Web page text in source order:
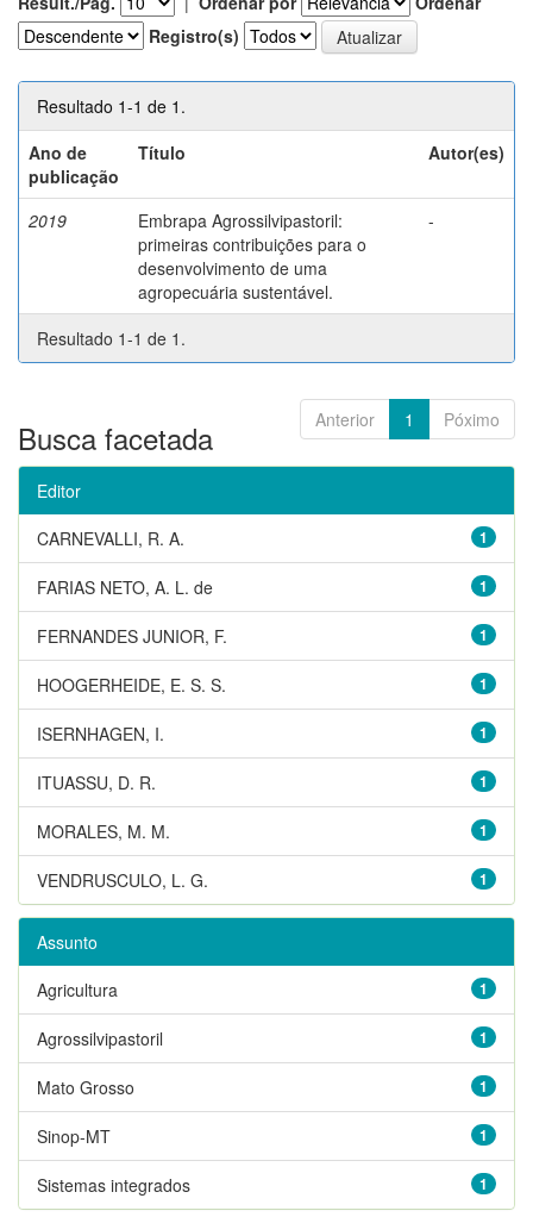
Registro(s)
Resultado 1-1 de 1.
Ano de
publicação
Título Autor(es)
2019
Embrapa Agrossilvipastoril:
primeiras contribuições para o
desenvolvimento de uma
agropecuária sustentável.
-
Resultado 1-1 de 1.
Anterior 1 Póximo
Busca facetada
Editor
1
CARNEVALLI, R. A.
1
FARIAS NETO, A. L. de
1
FERNANDES JUNIOR, F.
1
HOOGERHEIDE, E. S. S.
1
ISERNHAGEN, I.
1
ITUASSU, D. R.
1
MORALES, M. M.
1
VENDRUSCULO, L. G.
Assunto
1
Agricultura
1
Agrossilvipastoril
1
Mato Grosso
1
Sinop-MT
1
Sistemas integrados